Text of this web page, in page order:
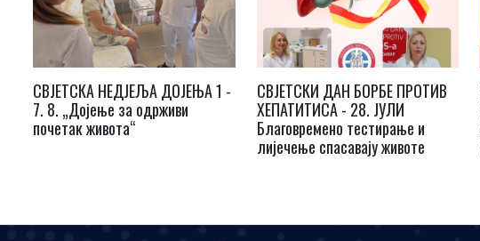
СВЈЕТСКА НЕДЈЕЉА ДОЈЕЊА 1 -
7. 8. „Дојење за одрживи
почетак живота“
СВЈЕТСКИ ДАН БОРБЕ ПРОТИВ
ХЕПАТИТИСА - 28. ЈУЛИ
Благовремено тестирање и
лијечење спасавају животе